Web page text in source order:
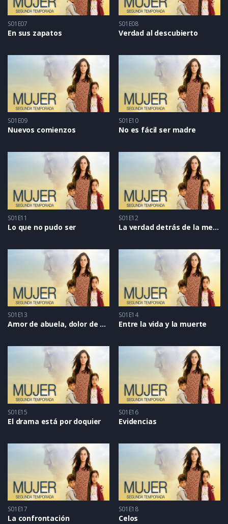
S01E07
En sus zapatos
S01E08
Verdad al descubierto
S01E09
Nuevos comienzos
S01E10
No es fácil ser madre
S01E11
Lo que no pudo ser
S01E12
La verdad detrás de la mentira
S01E13
Amor de abuela, dolor de madre
S01E14
Entre la vida y la muerte
S01E15
El drama está por doquier
S01E16
Evidencias
S01E17
La confrontación
S01E18
Celos